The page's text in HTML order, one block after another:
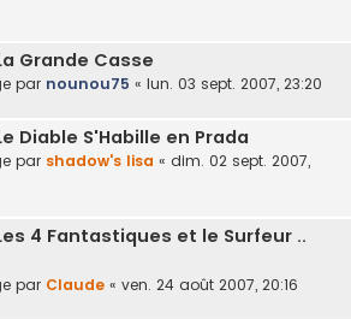
Grande Casse
par nounou75 « lun. 03 sept. 2007, 23:20
Diable S'Habille en Prada
par shadow's lisa « dim. 02 sept. 2007,
4 Fantastiques et le Surfeur ..
par Claude « ven. 24 août 2007, 20:16